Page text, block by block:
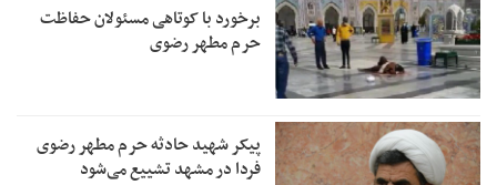
برخورد با کوتاهی مسئولان حفاظت
حرم مطهر رضوی
پیکر شهید حادثه حرم مطهر رضوی
فردا در مشهد تشییع می‌شود